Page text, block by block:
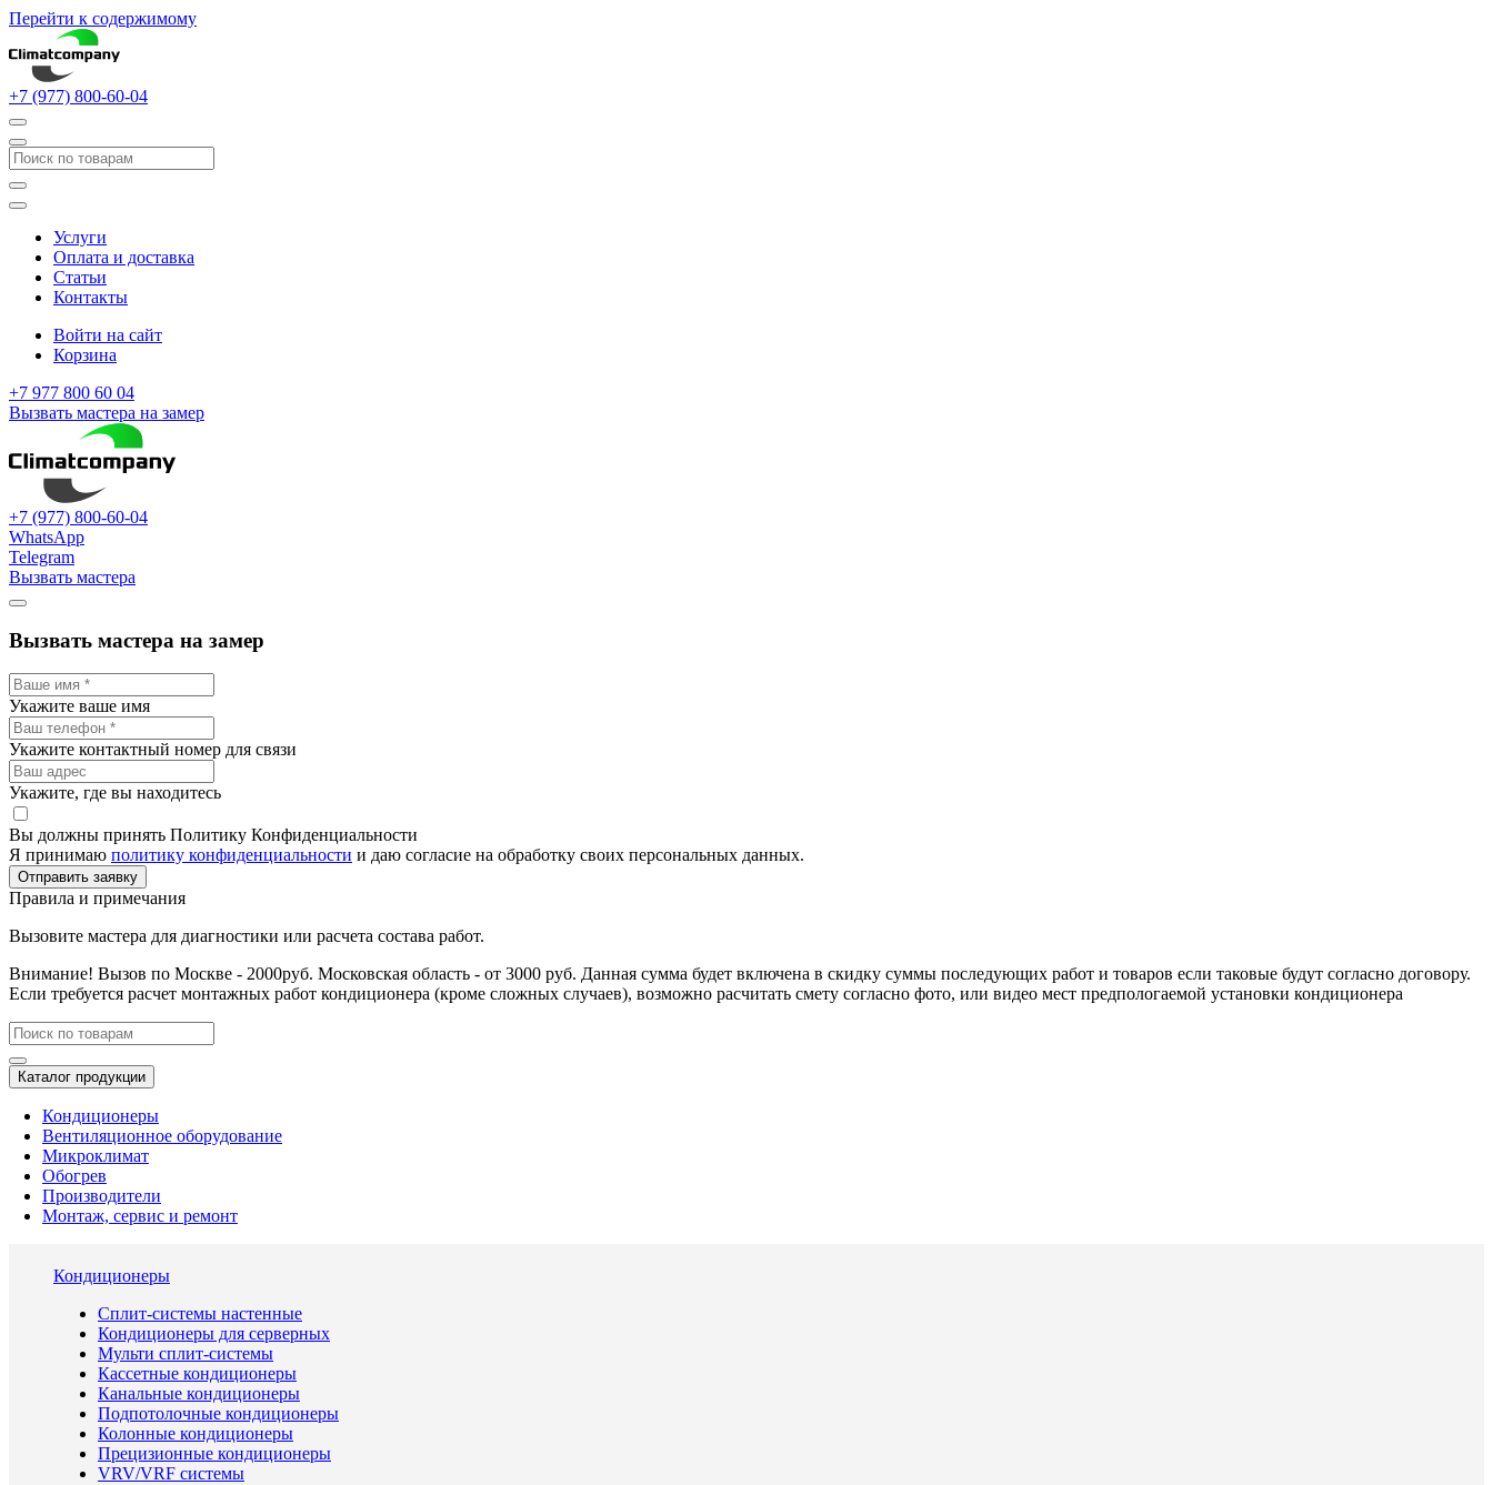
Перейти к содержимому
+7 (977) 800-60-04
Услуги
Оплата и доставка
Статьи
Контакты
Войти на сайт
Корзина
+7 977 800 60 04
Вызвать мастера на замер
+7 (977) 800-60-04
WhatsApp
Telegram
Вызвать мастера
Вызвать мастера на замер
Укажите ваше имя
Укажите контактный номер для связи
Укажите, где вы находитесь
Вы должны принять Политику Конфиденциальности
Я принимаю политику конфиденциальности и даю согласие на обработку своих персональных данных.
Отправить заявку
Правила и примечания
Вызовите мастера для диагностики или расчета состава работ.
Внимание! Вызов по Москве - 2000руб. Московская область - от 3000 руб. Данная сумма будет включена в скидку суммы последующих работ и товаров если таковые будут согласно договору.
Если требуется расчет монтажных работ кондиционера (кроме сложных случаев), возможно расчитать смету согласно фото, или видео мест предпологаемой установки кондиционера
Каталог продукции
Кондиционеры
Вентиляционное оборудование
Микроклимат
Обогрев
Производители
Монтаж, сервис и ремонт
Кондиционеры
Сплит-системы настенные
Кондиционеры для серверных
Мульти сплит-системы
Кассетные кондиционеры
Канальные кондиционеры
Подпотолочные кондиционеры
Колонные кондиционеры
Прецизионные кондиционеры
VRV/VRF системы